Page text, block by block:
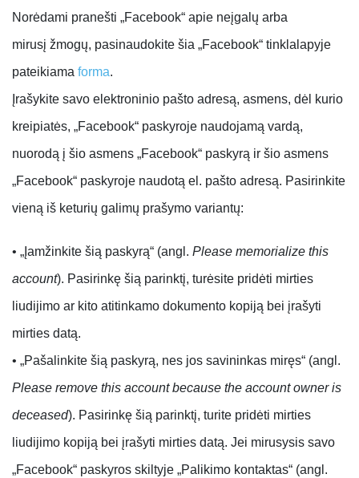
Norėdami pranešti „Facebook“ apie neįgalų arba
mirusį žmogų, pasinaudokite šia „Facebook“ tinklalapyje
pateikiama forma.
Įrašykite savo elektroninio pašto adresą, asmens, dėl kurio
kreipiatės, „Facebook“ paskyroje naudojamą vardą,
nuorodą į šio asmens „Facebook“ paskyrą ir šio asmens
„Facebook“ paskyroje naudotą el. pašto adresą. Pasirinkite
vieną iš keturių galimų prašymo variantų:
• „Įamžinkite šią paskyrą“ (angl. Please memorialize this
account). Pasirinkę šią parinktį, turėsite pridėti mirties
liudijimo ar kito atitinkamo dokumento kopiją bei įrašyti
mirties datą.
• „Pašalinkite šią paskyrą, nes jos savininkas miręs“ (angl.
Please remove this account because the account owner is
deceased). Pasirinkę šią parinktį, turite pridėti mirties
liudijimo kopiją bei įrašyti mirties datą. Jei mirusysis savo
„Facebook“ paskyros skiltyje „Palikimo kontaktas“ (angl.